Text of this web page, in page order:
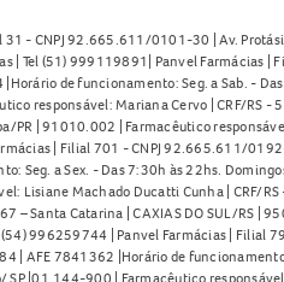
31 - CNPJ 92.665.611/0101-30 | Av.
| Tel (51) 999119891| Panvel Farmácias |
de funcionamento: Seg. a Sab. -
responsável: Mariana Cervo | CRF/RS
PR | 91010.002 | Farmacêutico
| Filial 701 - CNPJ 92.665.611/
Seg. a Sex. - Das 7:30h às 22hs.
Lisiane Machado Ducatti Cunha | CRF/
67 – Santa Catarina | CAXIAS DO SUL/RS
(54) 996259744 | Panvel Farmácias | Filial
| AFE 7841362 |Horário de
SP |01.144-900 | Farmacêutico